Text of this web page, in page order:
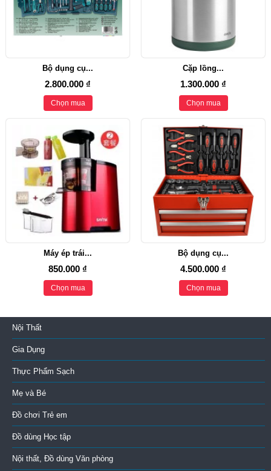
Bộ dụng cụ...
2.800.000 ₫
Chọn mua
Cặp lồng...
1.300.000 ₫
Chọn mua
Máy ép trái...
850.000 ₫
Chọn mua
Bộ dụng cụ...
4.500.000 ₫
Chọn mua
Nội Thất
Gia Dụng
Thực Phẩm Sạch
Mẹ và Bé
Đồ chơi Trẻ em
Đồ dùng Học tập
Nội thất, Đồ dùng Văn phòng